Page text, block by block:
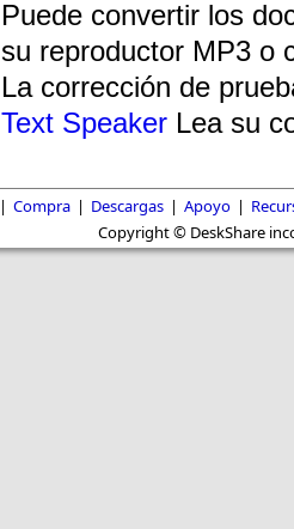
Puede convertir los
su reproductor MP3 o
La corrección de
Text Speaker Lea su
| Compra | Descargas | Apoyo |
Copyright © DeskShare